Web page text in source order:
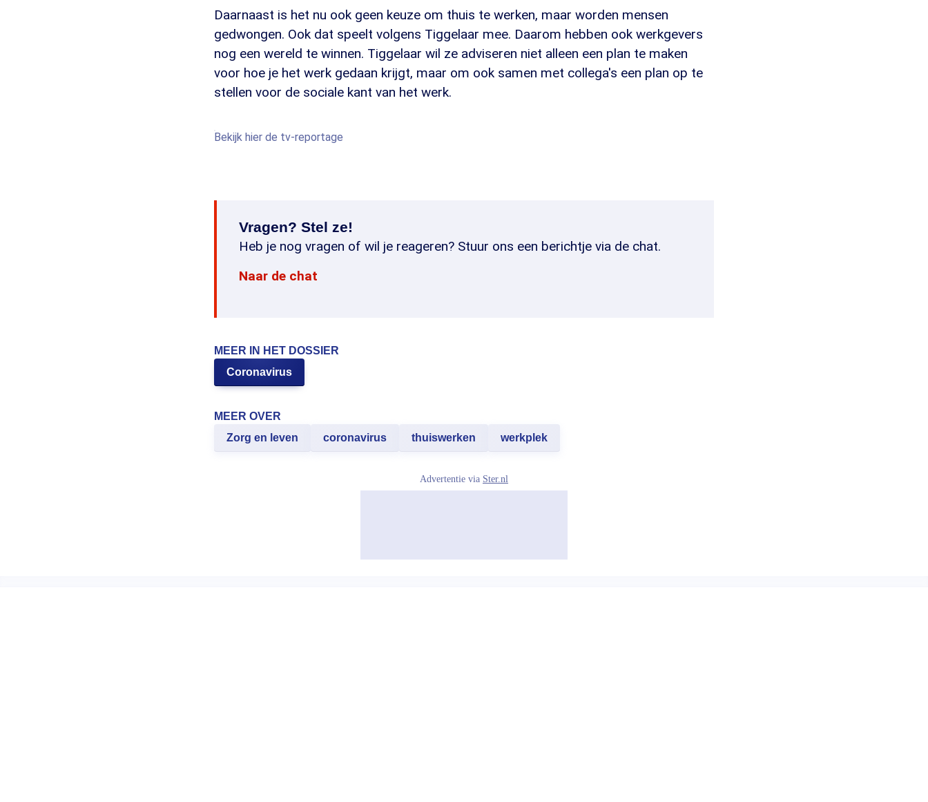
Daarnaast is het nu ook geen keuze om thuis te werken, maar worden mensen
gedwongen. Ook dat speelt volgens Tiggelaar mee. Daarom hebben ook werkgevers
nog een wereld te winnen. Tiggelaar wil ze adviseren niet alleen een plan te maken
voor hoe je het werk gedaan krijgt, maar om ook samen met collega's een plan op te
stellen voor de sociale kant van het werk.
Bekijk hier de tv-reportage
Vragen? Stel ze!
Heb je nog vragen of wil je reageren? Stuur ons een berichtje via de chat.
Naar de chat
MEER IN HET DOSSIER
Coronavirus
MEER OVER
Zorg en leven
coronavirus thuiswerken werkplek
Advertentie via Ster.nl